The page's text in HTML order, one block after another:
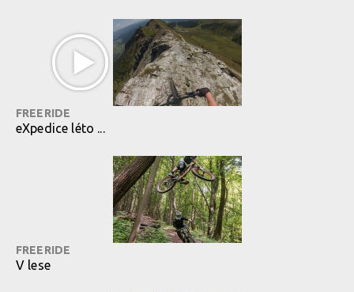
FREERIDE
eXpedice léto ...
FREERIDE
V lese